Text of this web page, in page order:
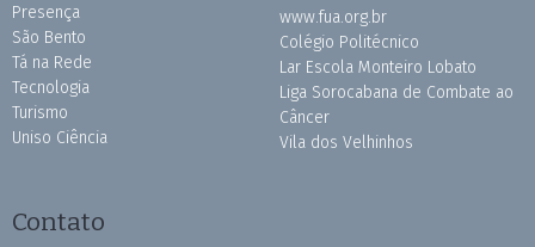
Presença
São Bento
Tá na Rede
Tecnologia
Turismo
Uniso Ciência
www.fua.org.br
Colégio Politécnico
Lar Escola Monteiro Lobato
Liga Sorocabana de Combate ao
Câncer
Vila dos Velhinhos
Contato